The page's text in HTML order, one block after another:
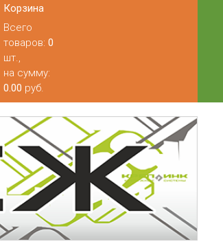
Корзина
Всего
товаров: 0
шт.,
на сумму:
0.00 руб.